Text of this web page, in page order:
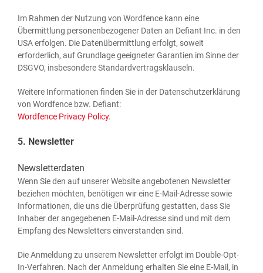
Im Rah­men der Nut­zung von Word­fence kann eine
Über­mitt­lung per­so­nen­be­zo­ge­ner Daten an Defi­ant Inc. in den
USA erfol­gen. Die Daten­über­mitt­lung erfolgt, soweit
erfor­der­lich, auf Grund­la­ge geeig­ne­ter Garan­tien im Sin­ne der
DSGVO, ins­be­son­de­re Standardvertragsklauseln.
Wei­te­re Infor­ma­tio­nen fin­den Sie in der Daten­schutz­er­klä­rung
von Word­fence bzw. Defiant:
Word­fence Pri­va­cy Poli­cy.
5. Newsletter
Newsletterdaten
Wenn Sie den auf unse­rer Web­site ange­bo­te­nen News­let­ter
bezie­hen möch­ten, benö­ti­gen wir eine E‑Mail-Adres­se sowie
Infor­ma­tio­nen, die uns die Über­prü­fung gestat­ten, dass Sie
Inha­ber der ange­ge­be­nen E‑Mail-Adres­se sind und mit dem
Emp­fang des News­let­ters ein­ver­stan­den sind.
Die Anmel­dung zu unse­rem News­let­ter erfolgt im Dou­ble-Opt-
In-Ver­fah­ren. Nach der Anmel­dung erhal­ten Sie eine E‑Mail, in